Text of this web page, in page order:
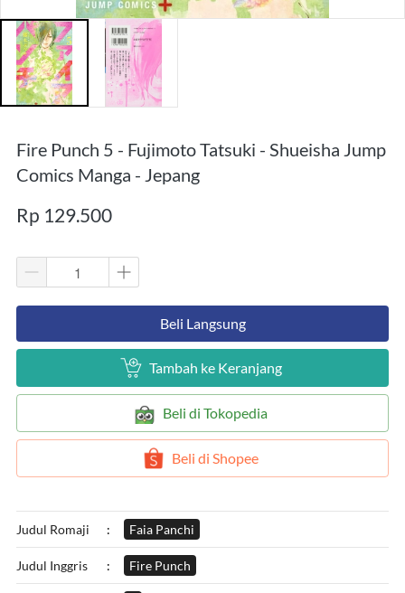
Fire Punch 5 - Fujimoto Tatsuki - Shueisha Jump
Comics Manga - Jepang
Rp 129.500
`Beli Langsung
` Tambah ke Keranjang
` Beli di Tokopedia
` Beli di Shopee
Judul Romaji : Faia Panchi
Judul Inggris : Fire Punch